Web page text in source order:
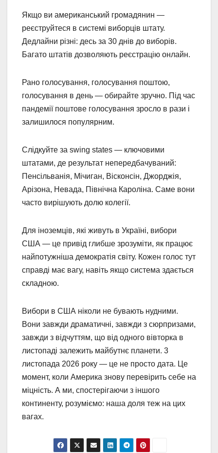
Якщо ви американський громадянин —
реєструйтеся в системі виборців штату.
Дедлайни різні: десь за 30 днів до виборів.
Багато штатів дозволяють реєстрацію онлайн.
Рано голосування, голосування поштою,
голосування в день — обирайте зручно. Під час
пандемії поштове голосування зросло в рази і
залишилося популярним.
Слідкуйте за swing states — ключовими
штатами, де результат непередбачуваний:
Пенсільванія, Мічиган, Вісконсін, Джорджія,
Арізона, Невада, Північна Кароліна. Саме вони
часто вирішують долю колегії.
Для іноземців, які живуть в Україні, вибори
США — це привід глибше зрозуміти, як працює
найпотужніша демократія світу. Кожен голос тут
справді має вагу, навіть якщо система здається
складною.
Вибори в США ніколи не бувають нудними.
Вони завжди драматичні, завжди з сюрпризами,
завжди з відчуттям, що від одного вівторка в
листопаді залежить майбутнє планети. 3
листопада 2026 року — це не просто дата. Це
момент, коли Америка знову перевірить себе на
міцність. А ми, спостерігаючи з іншого
континенту, розуміємо: наша доля теж на цих
вагах.